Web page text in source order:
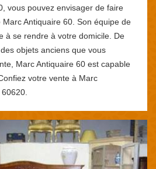
vous pouvez envisager de faire
Antiquaire 60. Son équipe de
à se rendre à votre domicile. De
objets anciens que vous
Marc Antiquaire 60 est capable
votre vente à Marc